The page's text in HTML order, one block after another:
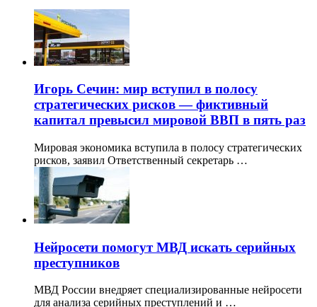
Игорь Сечин: мир вступил в полосу
стратегических рисков — фиктивный
капитал превысил мировой ВВП в пять раз
Мировая экономика вступила в полосу стратегических
рисков, заявил Ответственный секретарь …
Нейросети помогут МВД искать серийных
преступников
МВД России внедряет специализированные нейросети
для анализа серийных преступлений и …